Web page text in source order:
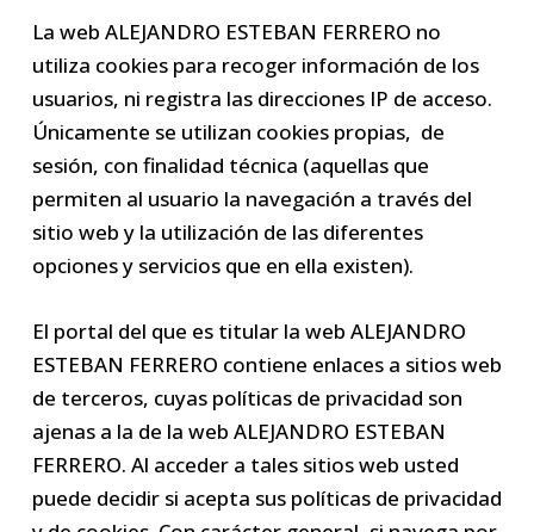
La web ALEJANDRO ESTEBAN FERRERO no
utiliza cookies para recoger información de los
usuarios, ni registra las direcciones IP de acceso.
Únicamente se utilizan cookies propias, de
sesión, con finalidad técnica (aquellas que
permiten al usuario la navegación a través del
sitio web y la utilización de las diferentes
opciones y servicios que en ella existen).
El portal del que es titular la web ALEJANDRO
ESTEBAN FERRERO contiene enlaces a sitios web
de terceros, cuyas políticas de privacidad son
ajenas a la de la web ALEJANDRO ESTEBAN
FERRERO. Al acceder a tales sitios web usted
puede decidir si acepta sus políticas de privacidad